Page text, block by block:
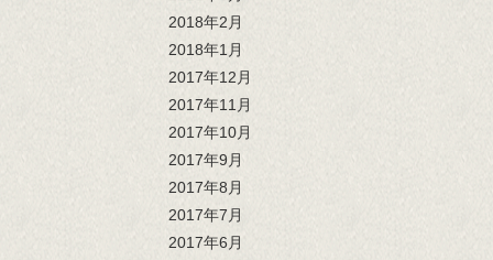
2018年2月
2018年1月
2017年12月
2017年11月
2017年10月
2017年9月
2017年8月
2017年7月
2017年6月